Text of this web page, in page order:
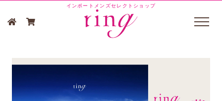
インポートメンズセレクトショップ